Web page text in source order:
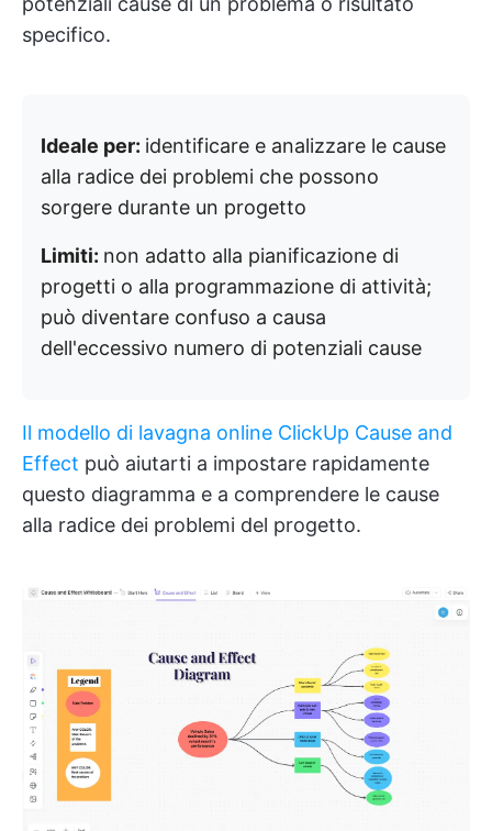
specifico.
Ideale per: identificare e analizzare le cause
alla radice dei problemi che possono
sorgere durante un progetto
Limiti: non adatto alla pianificazione di
progetti o alla programmazione di attività;
può diventare confuso a causa
dell'eccessivo numero di potenziali cause
Il modello di lavagna online ClickUp Cause and
Effect può aiutarti a impostare rapidamente
questo diagramma e a comprendere le cause
alla radice dei problemi del progetto.